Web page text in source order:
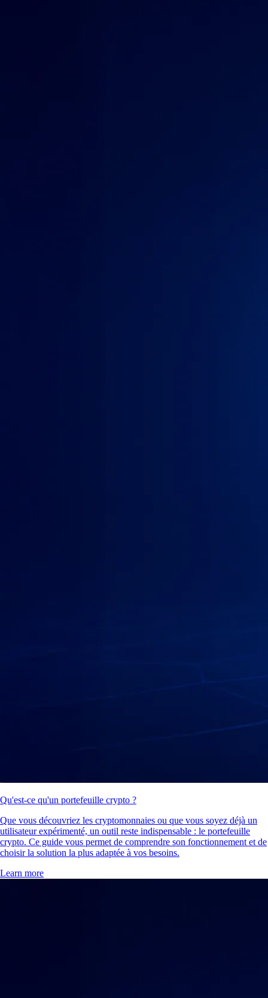
Qu'est-ce qu'un portefeuille crypto ?
Que vous découvriez les cryptomonnaies ou que vous soyez déjà un
utilisateur expérimenté, un outil reste indispensable : le portefeuille
crypto. Ce guide vous permet de comprendre son fonctionnement et de
choisir la solution la plus adaptée à vos besoins.
Learn more